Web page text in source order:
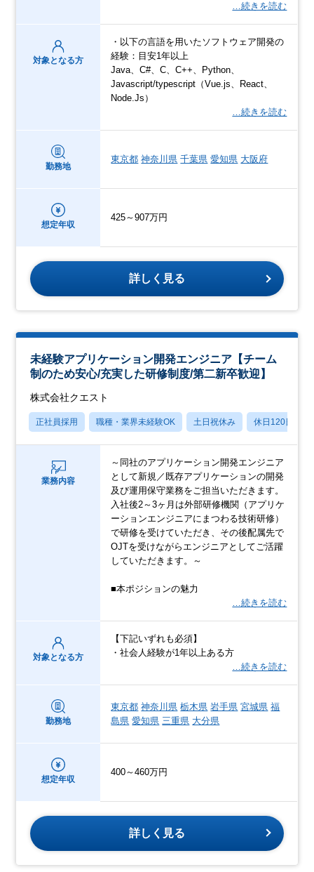
…続きを読む
対象となる方
・以下の言語を用いたソフトウェア開発の
経験：目安1年以上
Java、C#、C、C++、Python、
Javascript/typescript（Vue.js、React、
Node.Js）
…続きを読む
勤務地
東京都 神奈川県 千葉県 愛知県 大阪府
想定年収
425～907万円
詳しく見る
未経験アプリケーション開発エンジニア【チーム
制のため安心/充実した研修制度/第二新卒歓迎】
株式会社クエスト
正社員採用 職種・業界未経験OK 土日祝休み 休日120日以上
業務内容
～同社のアプリケーション開発エンジニア
として新規／既存アプリケーションの開発
及び運用保守業務をご担当いただきます。
入社後2～3ヶ月は外部研修機関（アプリケ
ーションエンジニアにまつわる技術研修）
で研修を受けていただき、その後配属先で
OJTを受けながらエンジニアとしてご活躍
していただきます。～
■本ポジションの魅力
…続きを読む
対象となる方
【下記いずれも必須】
・社会人経験が1年以上ある方
…続きを読む
勤務地
東京都 神奈川県 栃木県 岩手県 宮城県 福
島県 愛知県 三重県 大分県
想定年収
400～460万円
詳しく見る